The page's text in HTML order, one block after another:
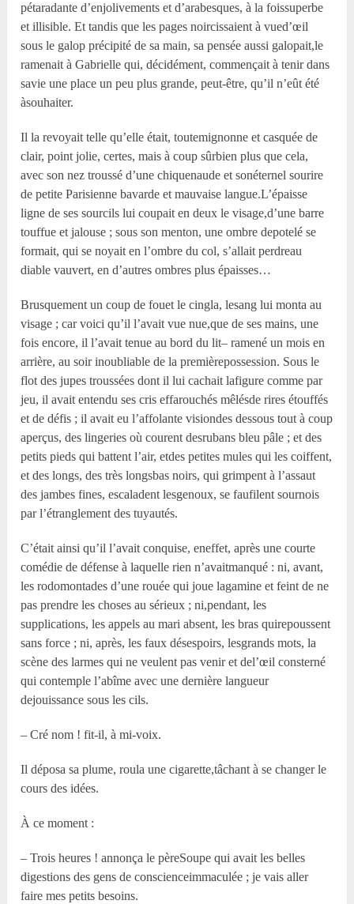
pétaradante d’enjolivements et d’arabesques, à la foissuperbe
et illisible. Et tandis que les pages noircissaient à vued’œil
sous le galop précipité de sa main, sa pensée aussi galopait,le
ramenait à Gabrielle qui, décidément, commençait à tenir dans
savie une place un peu plus grande, peut-être, qu’il n’eût été
àsouhaiter.
Il la revoyait telle qu’elle était, toutemignonne et casquée de
clair, point jolie, certes, mais à coup sûrbien plus que cela,
avec son nez troussé d’une chiquenaude et sonéternel sourire
de petite Parisienne bavarde et mauvaise langue.L’épaisse
ligne de ses sourcils lui coupait en deux le visage,d’une barre
touffue et jalouse ; sous son menton, une ombre depotelé se
formait, qui se noyait en l’ombre du col, s’allait perdreau
diable vauvert, en d’autres ombres plus épaisses…
Brusquement un coup de fouet le cingla, lesang lui monta au
visage ; car voici qu’il l’avait vue nue,que de ses mains, une
fois encore, il l’avait tenue au bord du lit– ramené un mois en
arrière, au soir inoubliable de la premièrepossession. Sous le
flot des jupes troussées dont il lui cachait lafigure comme par
jeu, il avait entendu ses cris effarouchés mêlésde rires étouffés
et de défis ; il avait eu l’affolante visiondes dessous tout à coup
aperçus, des lingeries où courent desrubans bleu pâle ; et des
petits pieds qui battent l’air, etdes petites mules qui les coiffent,
et des longs, des très longsbas noirs, qui grimpent à l’assaut
des jambes fines, escaladent lesgenoux, se faufilent sournois
par l’étranglement des tuyautés.
C’était ainsi qu’il l’avait conquise, eneffet, après une courte
comédie de défense à laquelle rien n’avaitmanqué : ni, avant,
les rodomontades d’une rouée qui joue lagamine et feint de ne
pas prendre les choses au sérieux ; ni,pendant, les
supplications, les appels au mari absent, les bras quirepoussent
sans force ; ni, après, les faux désespoirs, lesgrands mots, la
scène des larmes qui ne veulent pas venir et del’œil consterné
qui contemple l’abîme avec une dernière langueur
dejouissance sous les cils.
– Cré nom ! fit-il, à mi-voix.
Il déposa sa plume, roula une cigarette,tâchant à se changer le
cours des idées.
À ce moment :
– Trois heures ! annonça le pèreSoupe qui avait les belles
digestions des gens de conscienceimmaculée ; je vais aller
faire mes petits besoins.